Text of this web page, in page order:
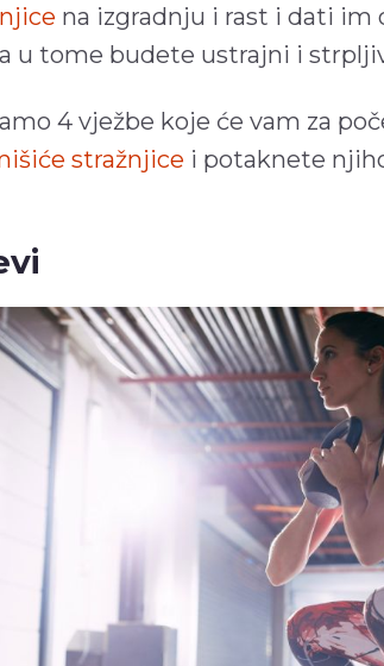
na izgradnju i rast i dati im
u tome budete ustrajni i
4 vježbe koje će vam za
stražnjice i potaknete